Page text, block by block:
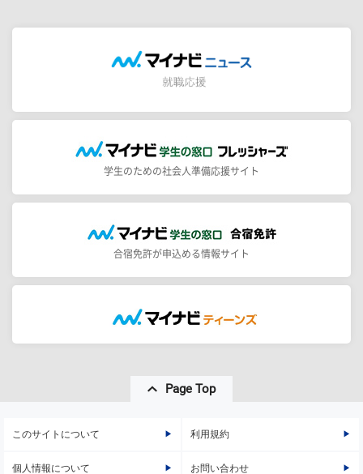
学生のための社会人準備応援サイト
合宿免許が申込める情報サイト
Page Top
このサイトについて 利用規約
個人情報について お問い合わせ